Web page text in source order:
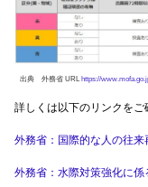
出典 外務省 URL https://
詳しくは以下のリンクをご
外務省：国際的な人の往
外務省：水際対策強化に